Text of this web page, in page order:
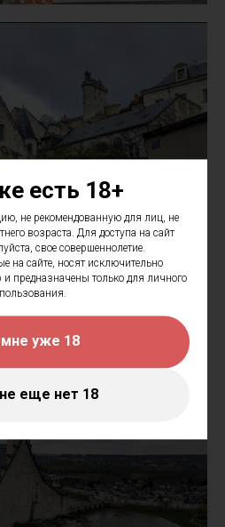
есть 18+
не рекомендованную для лиц, не
возраста. Для доступа на сайт
свое совершеннолетие.
на сайте, носят исключительно
предназначены только для личного
уже 18
еще нет 18